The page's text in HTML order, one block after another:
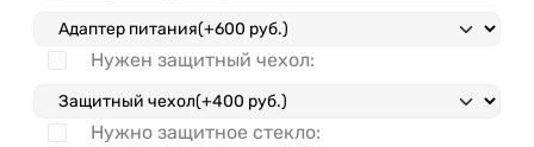
Нужен защитный чехол:
Нужно защитное стекло: